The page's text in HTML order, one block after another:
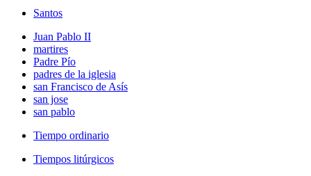
Santos
Juan Pablo II
martires
Padre Pío
padres de la iglesia
san Francisco de Asís
san jose
san pablo
Tiempo ordinario
Tiempos litúrgicos